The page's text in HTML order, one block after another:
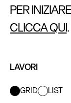
PER
CLICCA QUI.
LAVORI
GRID LIST